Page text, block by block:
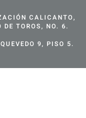
CALICANTO,
TOROS, NO. 6.
9, PISO 5.